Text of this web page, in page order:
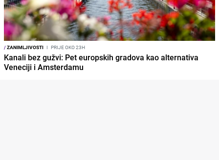
/ZANIMLJIVOSTI I PRIJE OKO 23H
Kanali bez gužvi: Pet europskih gradova kao alternativa
Veneciji i Amsterdamu